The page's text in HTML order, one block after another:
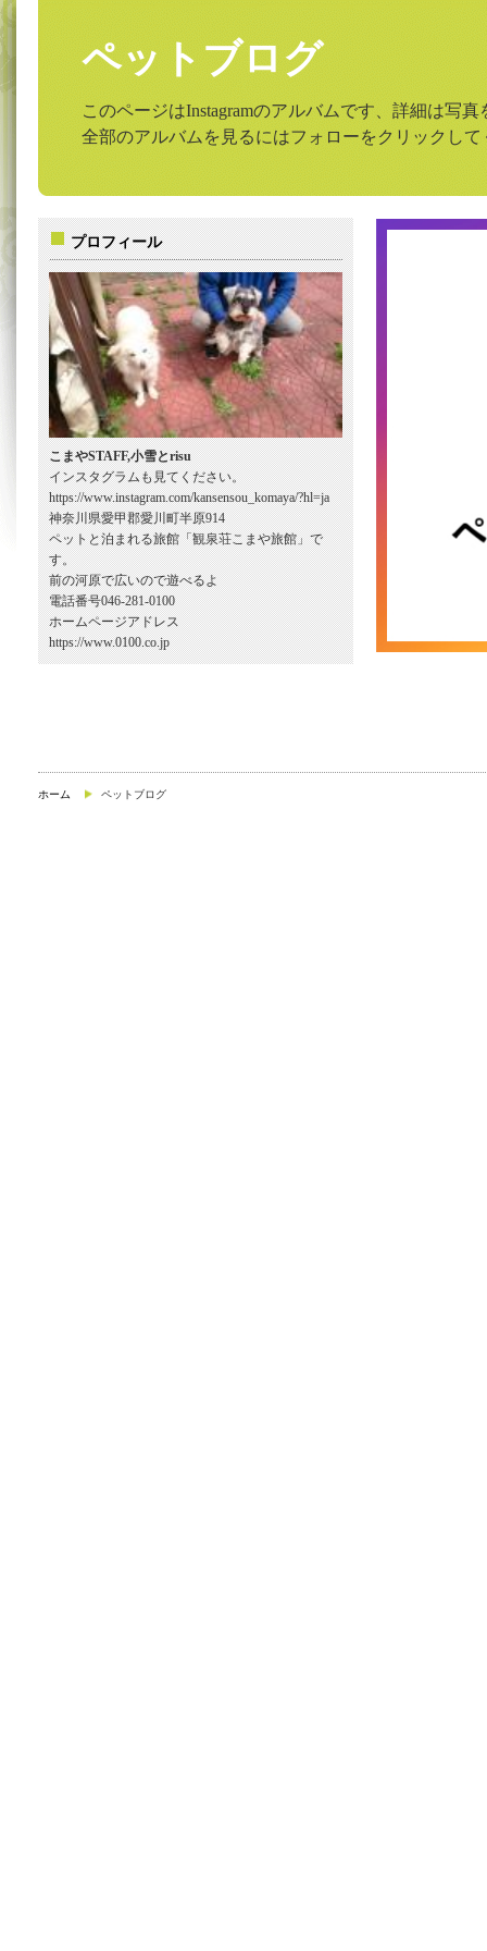
ペットブログ
このページはInstagramのアルバムです、詳細は写
全部のアルバムを見るにはフォローをクリックして
プロフィール
こまやSTAFF,小雪とrisu
インスタグラムも見てください。
https://www.instagram.com/kansensou_komaya/?hl=ja
神奈川県愛甲郡愛川町半原914
ペットと泊まれる旅館「観泉荘こまや旅館」で
す。
前の河原で広いので遊べるよ
電話番号046-281-0100
ホームページアドレス
https://www.0100.co.jp
ホーム ペットブログ